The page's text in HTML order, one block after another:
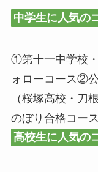
中学生に人気の
①第十一中学校
ォローコース②
（桜塚高校・刀
のぼり合格コース
高校生に人気の